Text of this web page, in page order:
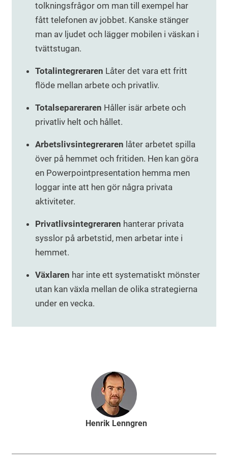
tolkningsfrågor om man till exempel har
fått telefonen av jobbet. Kanske stänger
man av ljudet och lägger mobilen i väskan i
tvättstugan.
Totalintegreraren Låter det vara ett fritt
flöde mellan arbete och privatliv.
Totalsepareraren Håller isär arbete och
privatliv helt och hållet.
Arbetslivsintegreraren låter arbetet spilla
över på hemmet och fritiden. Hen kan göra
en Powerpointpresentation hemma men
loggar inte att hen gör några privata
aktiviteter.
Privatlivsintegreraren hanterar privata
sysslor på arbetstid, men arbetar inte i
hemmet.
Växlaren har inte ett systematiskt mönster
utan kan växla mellan de olika strategierna
under en vecka.
Henrik Lenngren